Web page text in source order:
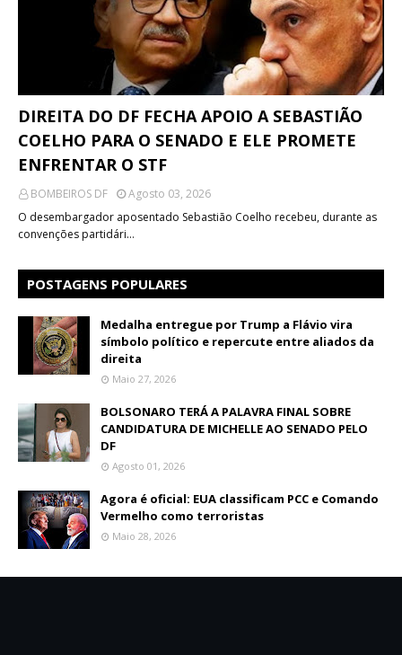
DIREITA DO DF FECHA APOIO A SEBASTIÃO
COELHO PARA O SENADO E ELE PROMETE
ENFRENTAR O STF
BOMBEIROS DF
Agosto 03, 2026
O desembargador aposentado Sebastião Coelho recebeu, durante as
convenções partidári…
POSTAGENS POPULARES
Medalha entregue por Trump a Flávio vira
símbolo político e repercute entre aliados da
direita
Maio 27, 2026
BOLSONARO TERÁ A PALAVRA FINAL SOBRE
CANDIDATURA DE MICHELLE AO SENADO PELO
DF
Agosto 01, 2026
Agora é oficial: EUA classificam PCC e Comando
Vermelho como terroristas
Maio 28, 2026